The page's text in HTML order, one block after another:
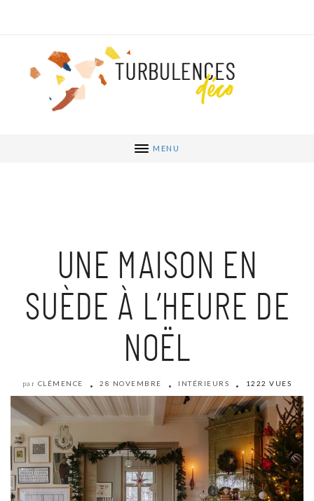
MENU
UNE MAISON EN
SUÈDE À L’HEURE DE
NOËL
par CLÉMENCE 28 NOVEMBRE INTÉRIEURS 1222 VUES